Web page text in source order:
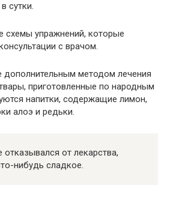
сутки.
схемы упражнений, которые
с врачом.
дополнительным методом лечения
приготовленные по народным
напитки, содержащие лимон,
алоэ и редьки.
от лекарства,
нибудь сладкое.